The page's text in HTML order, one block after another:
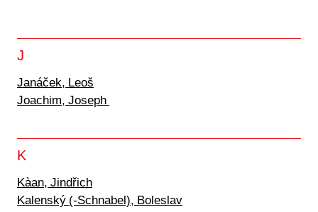
J
Janáček, Leoš
Joachim, Joseph
K
Kàan, Jindřich
Kalenský (-Schnabel), Boleslav